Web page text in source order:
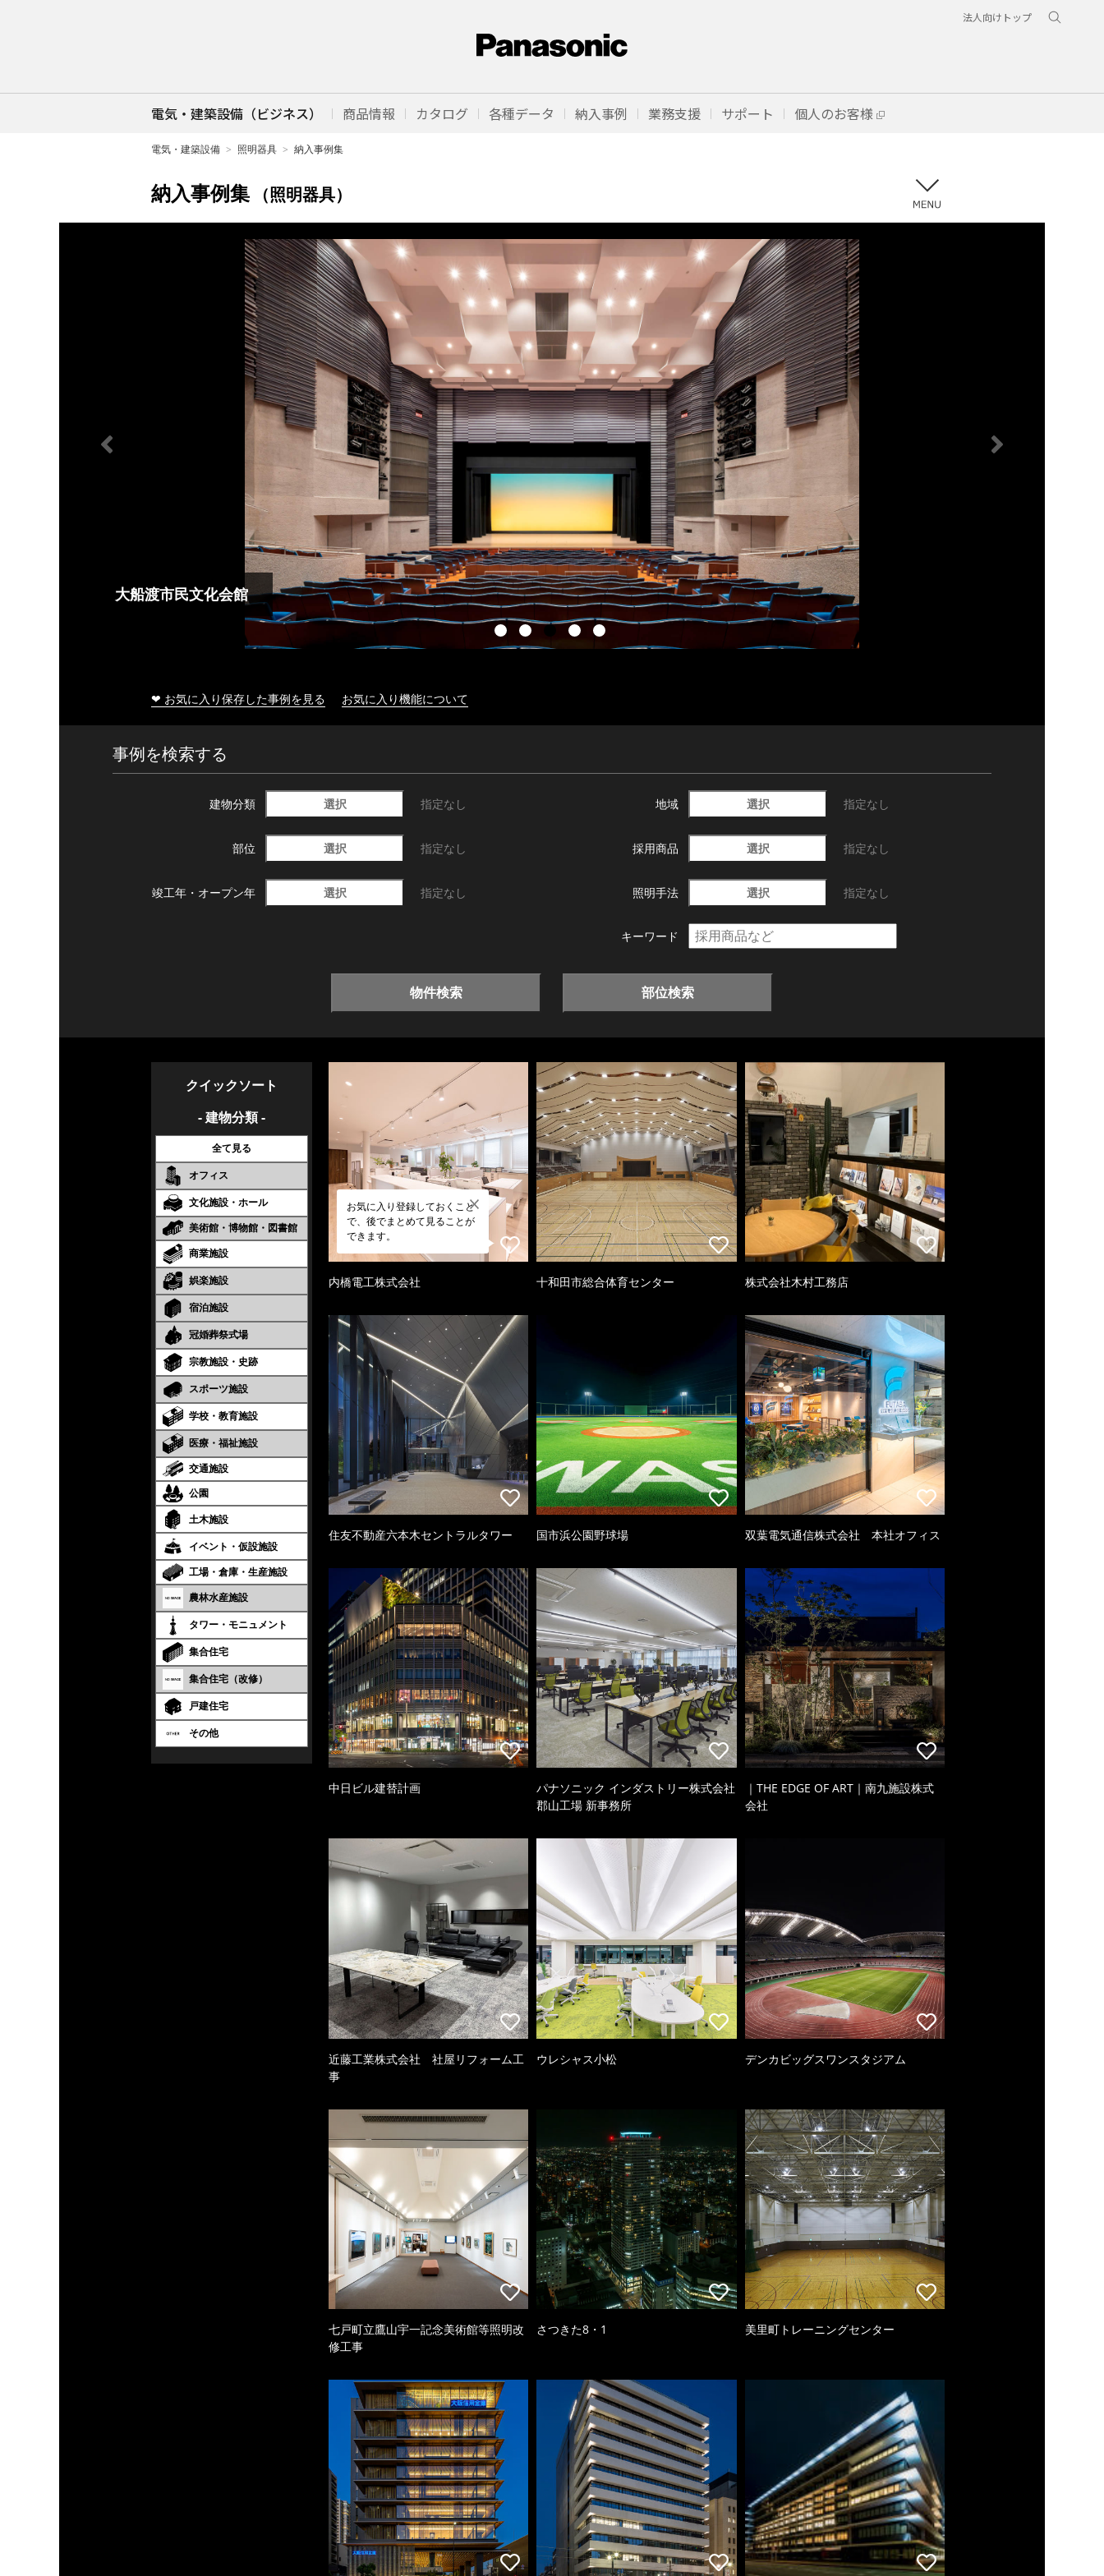
法人向けトップ
電気・建築設備（ビジネス） 商品情報 カタログ 各種データ 納入事例 業務支援 サポート 個人のお客様
電気・建築設備 照明器具 納入事例集
納入事例集 （照明器具）
大船渡市民文化会館
❤ お気に入り保存した事例を見る お気に入り機能について
事例を検索する
建物分類 選択 指定なし 地域 選択 指定なし
部位 選択 指定なし 採用商品 選択 指定なし
竣工年・ オープン年 選択 指定なし 照明手法 選択 指定なし
キーワード
物件検索 部位検索
クイックソート
- 建物分類 -
全て見る
オフィス
文化施設・ホール
美術館・博物館・図書館
商業施設
娯楽施設
宿泊施設
冠婚葬祭式場
宗教施設・史跡
スポーツ施設
学校・教育施設
医療・福祉施設
交通施設
公園
土木施設
イベント・仮設施設
工場・倉庫・生産施設
農林水産施設
タワー・モニュメント
集合住宅
集合住宅（改修）
戸建住宅
その他
お気に入り登録しておくこと
で、後でまとめて見ることが
できます。
内橋電工株式会社 十和田市総合体育センター 株式会社木村工務店
住友不動産六本木セントラルタワー 国市浜公園野球場 双葉電気通信株式会社 本社オフィス
中日ビル建替計画
パナソニック インダストリー株式会社
郡山工場 新事務所
｜THE EDGE OF ART｜南九施設株式
会社
近藤工業株式会社 社屋リフォーム工
事
ウレシャス小松 デンカビッグスワンスタジアム
七戸町立鷹山宇一記念美術館等照明改
修工事
さつきた8・1 美里町トレーニングセンター